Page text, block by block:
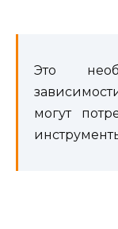
Это
могут